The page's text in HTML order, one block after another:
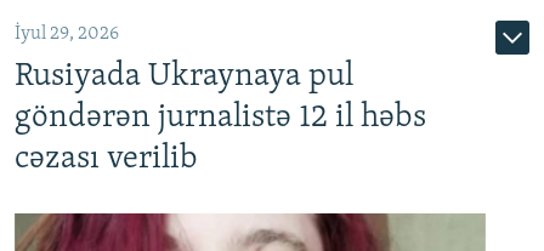
İyul 29, 2026
Rusiyada Ukraynaya pul
göndərən jurnalistə 12 il həbs
cəzası verilib